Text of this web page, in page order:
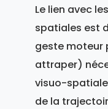
Le lien avec
spatiales est
geste moteur
attraper)
visuo-
de la